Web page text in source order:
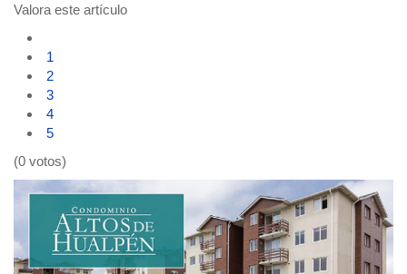
Valora este artículo
1
2
3
4
5
(0 votos)